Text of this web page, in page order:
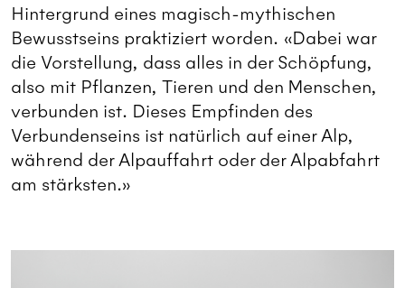
Hintergrund eines magisch-mythischen
Bewusstseins praktiziert worden. «Dabei war
die Vorstellung, dass alles in der Schöpfung,
also mit Pflanzen, Tieren und den Menschen,
verbunden ist. Dieses Empfinden des
Verbundenseins ist natürlich auf einer Alp,
während der Alpauffahrt oder der Alpabfahrt
am stärksten.»